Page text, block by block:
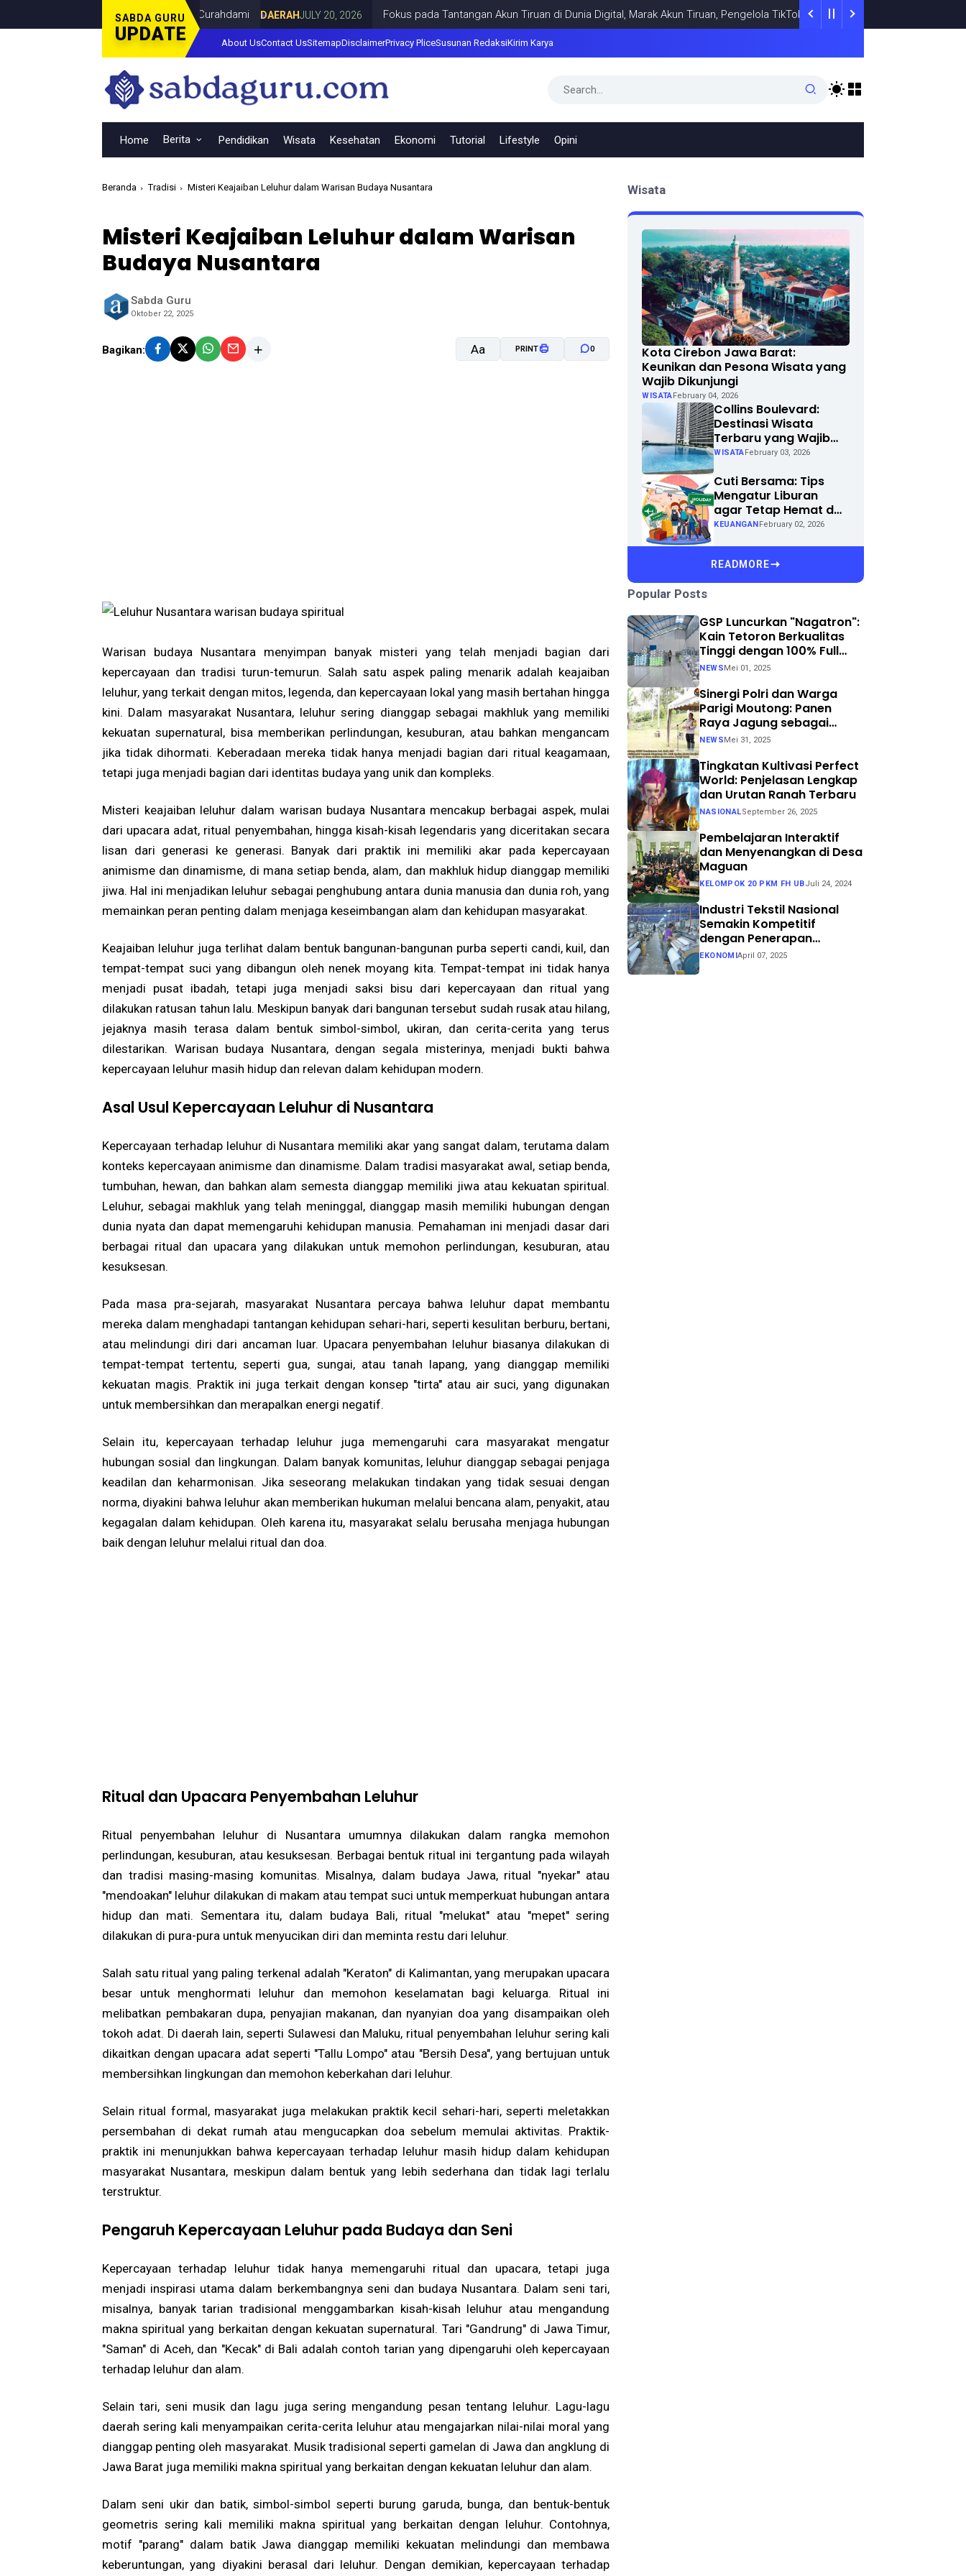
SABDA GURU
UPDATE
Dunia Bersama Dina Lorenza di Curahdami DAERAHJULY 20, 2026 Fokus pada Tantangan Akun Tiruan di Dunia Digital, Marak Akun Tiruan, Pengelola TikTok @samsungstore.ta Siapkan Langkah
About UsContact UsSitemapDisclaimerPrivacy PliceSusunan RedaksiKirim Karya
Home Berita Pendidikan Wisata Kesehatan Ekonomi Tutorial Lifestyle Opini
Beranda Tradisi Misteri Keajaiban Leluhur dalam Warisan Budaya Nusantara
Misteri Keajaiban Leluhur dalam Warisan
Budaya Nusantara
Sabda Guru
Oktober 22, 2025
Bagikan: Aa PRINT 0
Warisan budaya Nusantara menyimpan banyak misteri yang telah menjadi bagian dari
kepercayaan dan tradisi turun-temurun. Salah satu aspek paling menarik adalah keajaiban
leluhur, yang terkait dengan mitos, legenda, dan kepercayaan lokal yang masih bertahan hingga
kini. Dalam masyarakat Nusantara, leluhur sering dianggap sebagai makhluk yang memiliki
kekuatan supernatural, bisa memberikan perlindungan, kesuburan, atau bahkan mengancam
jika tidak dihormati. Keberadaan mereka tidak hanya menjadi bagian dari ritual keagamaan,
tetapi juga menjadi bagian dari identitas budaya yang unik dan kompleks.
Misteri keajaiban leluhur dalam warisan budaya Nusantara mencakup berbagai aspek, mulai
dari upacara adat, ritual penyembahan, hingga kisah-kisah legendaris yang diceritakan secara
lisan dari generasi ke generasi. Banyak dari praktik ini memiliki akar pada kepercayaan
animisme dan dinamisme, di mana setiap benda, alam, dan makhluk hidup dianggap memiliki
jiwa. Hal ini menjadikan leluhur sebagai penghubung antara dunia manusia dan dunia roh, yang
memainkan peran penting dalam menjaga keseimbangan alam dan kehidupan masyarakat.
Keajaiban leluhur juga terlihat dalam bentuk bangunan-bangunan purba seperti candi, kuil, dan
tempat-tempat suci yang dibangun oleh nenek moyang kita. Tempat-tempat ini tidak hanya
menjadi pusat ibadah, tetapi juga menjadi saksi bisu dari kepercayaan dan ritual yang
dilakukan ratusan tahun lalu. Meskipun banyak dari bangunan tersebut sudah rusak atau hilang,
jejaknya masih terasa dalam bentuk simbol-simbol, ukiran, dan cerita-cerita yang terus
dilestarikan. Warisan budaya Nusantara, dengan segala misterinya, menjadi bukti bahwa
kepercayaan leluhur masih hidup dan relevan dalam kehidupan modern.
Asal Usul Kepercayaan Leluhur di Nusantara
Kepercayaan terhadap leluhur di Nusantara memiliki akar yang sangat dalam, terutama dalam
konteks kepercayaan animisme dan dinamisme. Dalam tradisi masyarakat awal, setiap benda,
tumbuhan, hewan, dan bahkan alam semesta dianggap memiliki jiwa atau kekuatan spiritual.
Leluhur, sebagai makhluk yang telah meninggal, dianggap masih memiliki hubungan dengan
dunia nyata dan dapat memengaruhi kehidupan manusia. Pemahaman ini menjadi dasar dari
berbagai ritual dan upacara yang dilakukan untuk memohon perlindungan, kesuburan, atau
kesuksesan.
Pada masa pra-sejarah, masyarakat Nusantara percaya bahwa leluhur dapat membantu
mereka dalam menghadapi tantangan kehidupan sehari-hari, seperti kesulitan berburu, bertani,
atau melindungi diri dari ancaman luar. Upacara penyembahan leluhur biasanya dilakukan di
tempat-tempat tertentu, seperti gua, sungai, atau tanah lapang, yang dianggap memiliki
kekuatan magis. Praktik ini juga terkait dengan konsep "tirta" atau air suci, yang digunakan
untuk membersihkan dan merapalkan energi negatif.
Selain itu, kepercayaan terhadap leluhur juga memengaruhi cara masyarakat mengatur
hubungan sosial dan lingkungan. Dalam banyak komunitas, leluhur dianggap sebagai penjaga
keadilan dan keharmonisan. Jika seseorang melakukan tindakan yang tidak sesuai dengan
norma, diyakini bahwa leluhur akan memberikan hukuman melalui bencana alam, penyakit, atau
kegagalan dalam kehidupan. Oleh karena itu, masyarakat selalu berusaha menjaga hubungan
baik dengan leluhur melalui ritual dan doa.
Ritual dan Upacara Penyembahan Leluhur
Ritual penyembahan leluhur di Nusantara umumnya dilakukan dalam rangka memohon
perlindungan, kesuburan, atau kesuksesan. Berbagai bentuk ritual ini tergantung pada wilayah
dan tradisi masing-masing komunitas. Misalnya, dalam budaya Jawa, ritual "nyekar" atau
"mendoakan" leluhur dilakukan di makam atau tempat suci untuk memperkuat hubungan antara
hidup dan mati. Sementara itu, dalam budaya Bali, ritual "melukat" atau "mepet" sering
dilakukan di pura-pura untuk menyucikan diri dan meminta restu dari leluhur.
Salah satu ritual yang paling terkenal adalah "Keraton" di Kalimantan, yang merupakan upacara
besar untuk menghormati leluhur dan memohon keselamatan bagi keluarga. Ritual ini
melibatkan pembakaran dupa, penyajian makanan, dan nyanyian doa yang disampaikan oleh
tokoh adat. Di daerah lain, seperti Sulawesi dan Maluku, ritual penyembahan leluhur sering kali
dikaitkan dengan upacara adat seperti "Tallu Lompo" atau "Bersih Desa", yang bertujuan untuk
membersihkan lingkungan dan memohon keberkahan dari leluhur.
Selain ritual formal, masyarakat juga melakukan praktik kecil sehari-hari, seperti meletakkan
persembahan di dekat rumah atau mengucapkan doa sebelum memulai aktivitas. Praktik-
praktik ini menunjukkan bahwa kepercayaan terhadap leluhur masih hidup dalam kehidupan
masyarakat Nusantara, meskipun dalam bentuk yang lebih sederhana dan tidak lagi terlalu
terstruktur.
Pengaruh Kepercayaan Leluhur pada Budaya dan Seni
Kepercayaan terhadap leluhur tidak hanya memengaruhi ritual dan upacara, tetapi juga
menjadi inspirasi utama dalam berkembangnya seni dan budaya Nusantara. Dalam seni tari,
misalnya, banyak tarian tradisional menggambarkan kisah-kisah leluhur atau mengandung
makna spiritual yang berkaitan dengan kekuatan supernatural. Tari "Gandrung" di Jawa Timur,
"Saman" di Aceh, dan "Kecak" di Bali adalah contoh tarian yang dipengaruhi oleh kepercayaan
terhadap leluhur dan alam.
Selain tari, seni musik dan lagu juga sering mengandung pesan tentang leluhur. Lagu-lagu
daerah sering kali menyampaikan cerita-cerita leluhur atau mengajarkan nilai-nilai moral yang
dianggap penting oleh masyarakat. Musik tradisional seperti gamelan di Jawa dan angklung di
Jawa Barat juga memiliki makna spiritual yang berkaitan dengan kekuatan leluhur dan alam.
Dalam seni ukir dan batik, simbol-simbol seperti burung garuda, bunga, dan bentuk-bentuk
geometris sering kali memiliki makna spiritual yang berkaitan dengan leluhur. Contohnya,
motif "parang" dalam batik Jawa dianggap memiliki kekuatan melindungi dan membawa
keberuntungan, yang diyakini berasal dari leluhur. Dengan demikian, kepercayaan terhadap
Wisata
Kota Cirebon Jawa Barat:
Keunikan dan Pesona Wisata yang
Wajib Dikunjungi
WISATA February 04, 2026
Collins Boulevard:
Destinasi Wisata
Terbaru yang Wajib
Dikunjungi di Kota
WISATA February 03, 2026
Cuti Bersama: Tips
Mengatur Liburan
agar Tetap Hemat dan
Menyenangkan
KEUANGAN February 02, 2026
READMORE
Popular Posts
GSP Luncurkan "Nagatron":
Kain Tetoron Berkualitas
Tinggi dengan 100% Full
Process
NEWS Mei 01, 2025
Sinergi Polri dan Warga
Parigi Moutong: Panen
Raya Jagung sebagai
Langkah Nyata Menuju
NEWS Mei 31, 2025
Tingkatan Kultivasi Perfect
World: Penjelasan Lengkap
dan Urutan Ranah Terbaru
NASIONALSeptember 26, 2025
Pembelajaran Interaktif
dan Menyenangkan di Desa
Maguan
KELOMPOK 20 PKM FH UBJuli 24, 2024
Industri Tekstil Nasional
Semakin Kompetitif
dengan Penerapan
Teknologi Air Jet Loom dan
EKONOMIApril 07, 2025